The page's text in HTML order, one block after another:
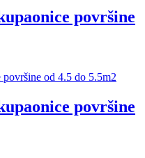
površine
površine